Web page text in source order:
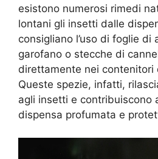
esistono numerosi rimedi
lontani gli insetti dalle
consigliano l’uso di foglie di
garofano o stecche di
direttamente nei contenitori
Queste spezie, infatti,
agli insetti e contribuiscono
dispensa profumata e